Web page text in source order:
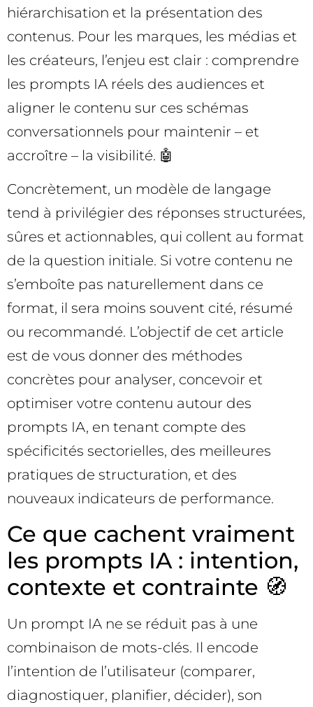
hiérarchisation et la présentation des
contenus. Pour les marques, les médias et
les créateurs, l’enjeu est clair : comprendre
les prompts IA réels des audiences et
aligner le contenu sur ces schémas
conversationnels pour maintenir – et
accroître – la visibilité. 🤖
Concrètement, un modèle de langage
tend à privilégier des réponses structurées,
sûres et actionnables, qui collent au format
de la question initiale. Si votre contenu ne
s’emboîte pas naturellement dans ce
format, il sera moins souvent cité, résumé
ou recommandé. L’objectif de cet article
est de vous donner des méthodes
concrètes pour analyser, concevoir et
optimiser votre contenu autour des
prompts IA, en tenant compte des
spécificités sectorielles, des meilleures
pratiques de structuration, et des
nouveaux indicateurs de performance.
Ce que cachent vraiment
les prompts IA : intention,
contexte et contrainte 🧭
Un prompt IA ne se réduit pas à une
combinaison de mots-clés. Il encode
l’intention de l’utilisateur (comparer,
diagnostiquer, planifier, décider), son